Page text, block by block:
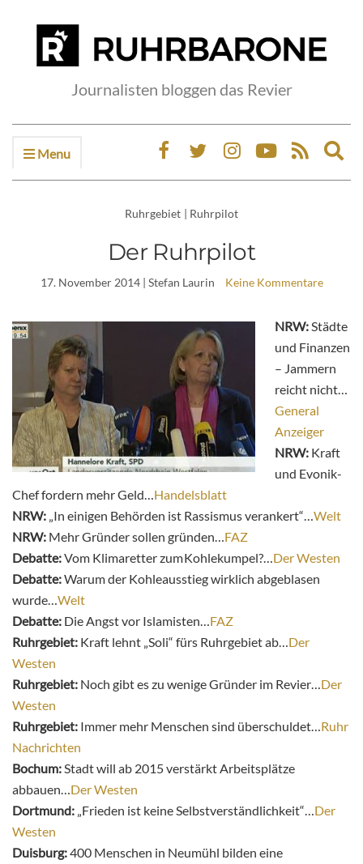
Journalisten bloggen das Revier
Menu
Ruhrgebiet | Ruhrpilot
Der Ruhrpilot
17. November 2014| Stefan Laurin Keine Kommentare
NRW:Städte
und Finanzen
– Jammern
reicht nicht…
General
Anzeiger
NRW: Kraft
und Evonik-
Chef fordern mehr Geld…Handelsblatt
NRW: „In einigen Behörden ist Rassismus verankert“…Welt
NRW: Mehr Gründer sollen gründen…FAZ
Debatte:Vom Klimaretter zum Kohlekumpel?…Der Westen
Debatte:Warum der Kohleausstieg wirklich abgeblasen
wurde…Welt
Debatte: Die Angst vor Islamisten…FAZ
Ruhrgebiet: Kraft lehnt „Soli“ fürs Ruhrgebiet ab…Der
Westen
Ruhrgebiet: Noch gibt es zu wenige Gründer im Revier…Der
Westen
Ruhrgebiet: Immer mehr Menschen sind überschuldet…Ruhr
Nachrichten
Bochum:Stadt will ab 2015 verstärkt Arbeitsplätze
abbauen…Der Westen
Dortmund: „Frieden ist keine Selbstverständlichkeit“…Der
Westen
Duisburg:400 Menschen in Neumühl bilden eine